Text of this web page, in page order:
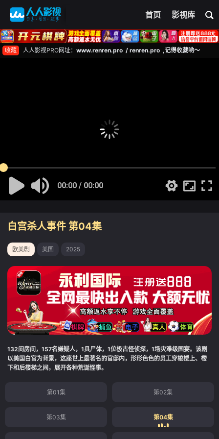
首页 影视库
收藏 人人影视PRO网址： www.renren.pro / renren.pro ,记得收藏哟～
00:00 / 00:00
白宫杀人事件 第04集
欧美剧 美国 2025
132间房间，157名嫌疑人，1具尸体，1位极古怪侦探，1场灾难级国宴。该剧
以美国白宫为背景，这座世上最著名的官邸内，形形色色的员工穿梭楼上、楼
下和后楼梯之间，展开各种荒诞怪事。
第01集 第02集
第03集 第04集